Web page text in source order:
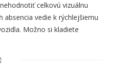
celkovú vizuálnu
absencia vedie k rýchlejšiemu
Možno si kladiete